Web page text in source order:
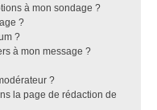
à mon sondage ?
?
?
à mon message ?
?
la page de rédaction de